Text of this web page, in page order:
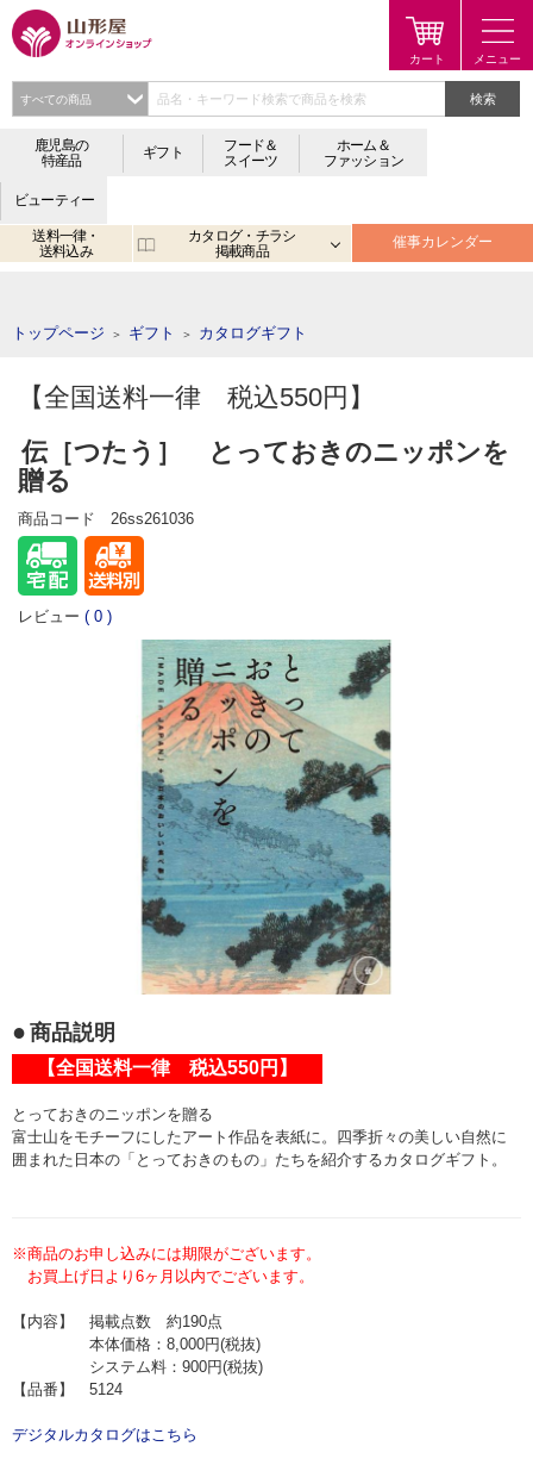
検索
鹿児島の
特産品
ギフト
フード＆
スイーツ
ホーム＆
ファッション
ビューティー
送料一律・
送料込み
カタログ・チラシ
掲載商品
催事カレンダー
トップページ ＞ ギフト ＞ カタログギフト
【全国送料一律 税込550円】
伝［つたう］ とっておきのニッポンを
贈る
商品コード 26ss261036
レビュー ( 0 )
商品説明
【全国送料一律 税込550円】
とっておきのニッポンを贈る
富士山をモチーフにしたアート作品を表紙に。四季折々の美しい自然に
囲まれた日本の「とっておきのもの」たちを紹介するカタログギフト。
※商品のお申し込みには期限がございます。
お買上げ日より6ヶ月以内でございます。
【内容】 掲載点数 約190点
本体価格：8,000円(税抜)
システム料：900円(税抜)
【品番】 5124
デジタルカタログはこちら